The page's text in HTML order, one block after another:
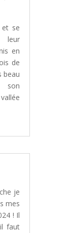
se
leur
en
de
beau
son
je
mes
! Il
faut